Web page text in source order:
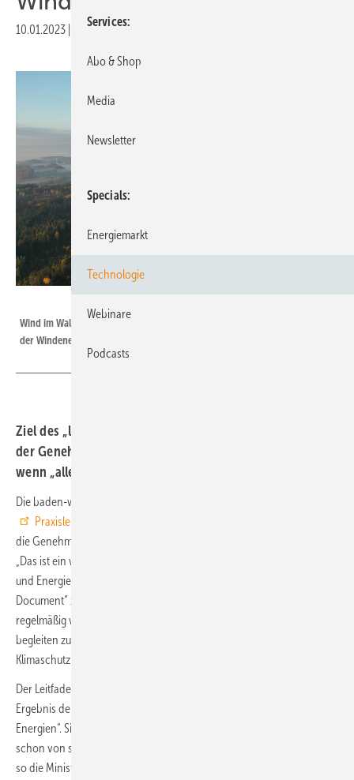
10.01.2023 Druckvorschau
Wind im Wald ist in Baden-Württemberg ein wichtiges Thema beim Ausbau
der Windenergienutzung.
Ziel des „lebenden Dokuments“ ist die Beschleunigung
der Genehmigungsverfahren. BWE hofft auf mehr Tempo,
wenn „alle 44 Genehmigungsbehörden mitziehen“.
Die baden-württembergische Landesregierung hat einen
Praxisleitfaden Windenergie
die Genehmigungsverfahren schneller und effizienter zu realisieren.
„Das ist ein weiterer Schritt in die richtige Richtung“, sagte Umwelt-
und Energieministerin Thekla Walker. Der Praxisleitfaden sei als „Living
Document“ zu verstehen, der durch aktuelle Praxiserfahrungen
regelmäßig weiter optimiert werden kann und soll. Diesen Prozess
begleiten zukünftig die Stabsstellen Energiewende, Windenergie und
Klimaschutz (StEWK) bei den Regierungspräsidien.
Der Leitfaden, der sich an Behörden und Planer richtet, ist ein
Ergebnis der seit Oktober 2021 eingesetzten „Task Force Erneuerbare
Energien“. Sie habe die Projektdauer mit wirksamen Maßnahmen zwar
schon von sieben auf vier Jahre verkürzt, doch das sei „viel zu lang“,
so die Ministerin.
Services
Abo & Shop
Media
Newsletter
Specials
Energiemarkt
Technologie
Webinare
Podcasts